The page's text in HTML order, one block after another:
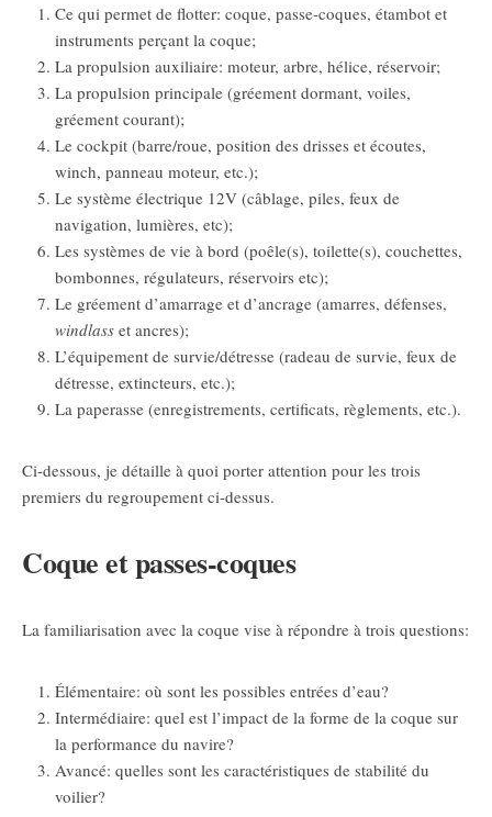
Ce qui permet de flotter: coque, passe-coques, étambot et
instruments perçant la coque;
La propulsion auxiliaire: moteur, arbre, hélice, réservoir;
La propulsion principale (gréement dormant, voiles,
gréement courant);
Le cockpit (barre/roue, position des drisses et écoutes,
winch, panneau moteur, etc.);
Le système électrique 12V (câblage, piles, feux de
navigation, lumières, etc);
Les systèmes de vie à bord (poêle(s), toilette(s), couchettes,
bombonnes, régulateurs, réservoirs etc);
Le gréement d’amarrage et d’ancrage (amarres, défenses,
windlass et ancres);
L’équipement de survie/détresse (radeau de survie, feux de
détresse, extincteurs, etc.);
La paperasse (enregistrements, certificats, règlements, etc.).
Ci-dessous, je détaille à quoi porter attention pour les trois
premiers du regroupement ci-dessus.
Coque et passes-coques
La familiarisation avec la coque vise à répondre à trois questions:
Élémentaire: où sont les possibles entrées d’eau?
Intermédiaire: quel est l’impact de la forme de la coque sur
la performance du navire?
Avancé: quelles sont les caractéristiques de stabilité du
voilier?